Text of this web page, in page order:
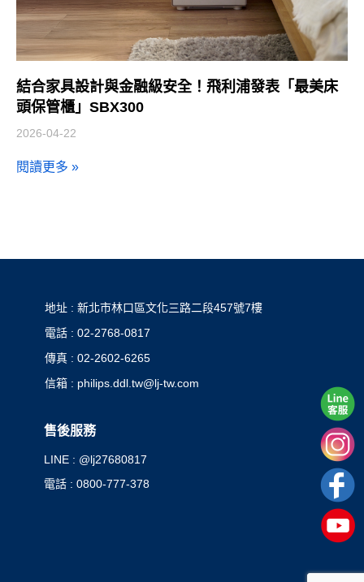
結合家具設計與金融級安全！飛利浦發表「最美床
頭保管櫃」SBX300
2026-04-22
閱讀更多 »
地址 : 新北市林口區文化三路二段457號7樓
電話 : 02-2768-0817
傳真 : 02-2602-6265
信箱 : philips.ddl.tw@lj-tw.com
售後服務
LINE : @lj27680817
電話 : 0800-777-378